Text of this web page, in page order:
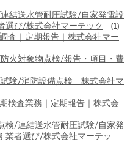
結送水管耐圧試験/自家発電設
選び/株式会社マーテック
(1)
査｜定期報告｜株式会社マー
火対象物点検/報告・項目・費
験/消防設備点検 株式会社マ
検査業務｜定期報告｜株式会
/連結送水管耐圧試験/自家発
業者選び/株式会社マーテッ